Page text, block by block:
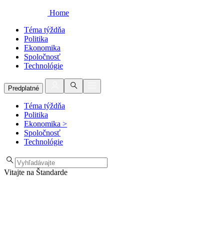
Home
Téma týždňa
Politika
Ekonomika
Spoločnosť
Technológie
Predplatné
Téma týždňa
Politika
Ekonomika >
Spoločnosť
Technológie
Vitajte na Štandarde